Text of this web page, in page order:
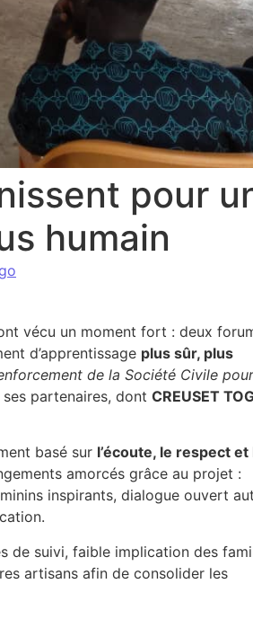
pour
humain
apprentissage sans violence et
vécu un moment fort : deux
d’apprentissage plus sûr, plus
de la Société Civile
partenaires, dont CREUSET
basé sur l’écoute, le respect et
amorcés grâce au projet :
inspirants, dialogue ouvert
de suivi, faible implication des
artisans afin de consolider les